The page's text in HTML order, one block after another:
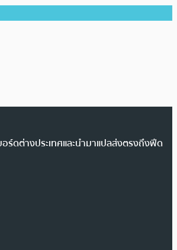
ร์ดต่างประเทศและนำมาแปลส่งตรงถึงฟีด